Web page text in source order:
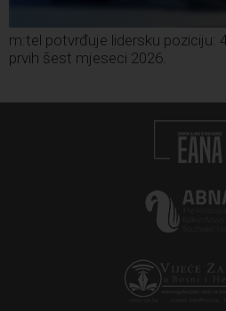
m:tel potvrđuje lidersku poziciju:
prvih šest mjeseci 2026.